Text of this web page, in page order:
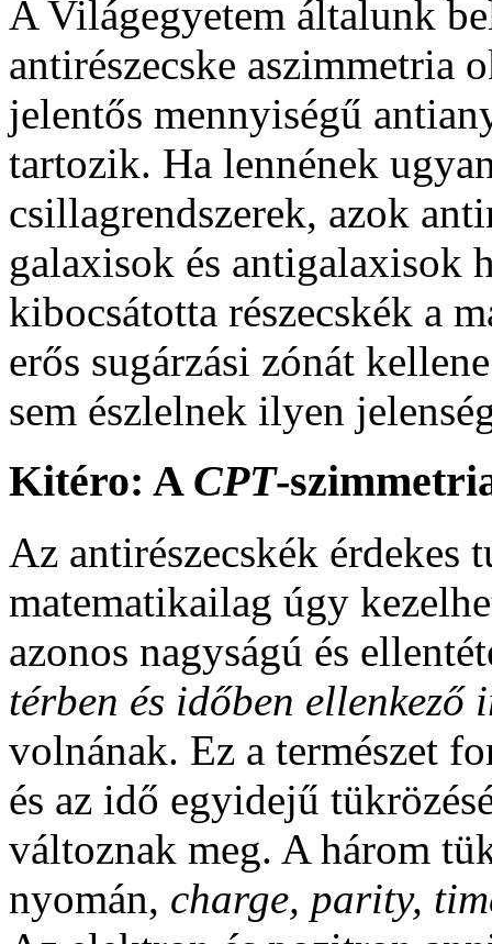
A Világegyetem általunk
antirészecske aszimmetria
jelentős mennyiségű
tartozik. Ha lennének
csillagrendszerek, azok
galaxisok és antigalaxisok
kibocsátotta részecskék a
erős sugárzási zónát
sem észlelnek ilyen
Kitéro: A CPT-
Az antirészecskék érdekes
matematikailag úgy
azonos nagyságú és
térben és időben
volnának. Ez a természet
és az idő egyidejű
változnak meg. A három
nyomán, charge, parity,